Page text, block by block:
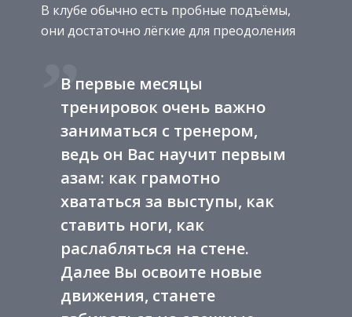
В клубе обычно есть пробные подъёмы,
они достаточно лёгкие для преодоления
В первые месяцы
тренировок очень важно
заниматься с тренером,
ведь он Вас научит первым
азам: как грамотно
хвататься за выступы, как
ставить ноги, как
раслабляться на стене.
Далее Вы освоите новые
движения, станете